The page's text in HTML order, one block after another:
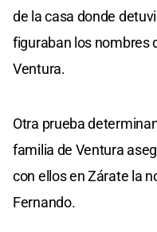
de la casa donde
figuraban los nombres
Ventura.
Otra prueba
familia de Ventura
con ellos en Zárate la
Fernando.